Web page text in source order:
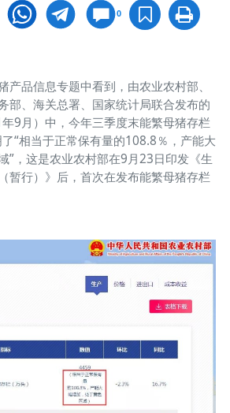
0
产品信息专题中看到，由农业农村部、
部、海关总署、国家统计局联合发布的
9月）中，今年三季度末能繁母猪存栏
“相当于正常保有量的108.8％，产能大
”，这是农业农村部在9月23日印发《生
暂行）》后，首次在发布能繁母猪存栏